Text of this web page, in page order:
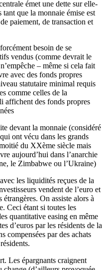
émet une dette sur elle-
que la monnaie émise est
paiement, de transaction et
besoin de se
vendus (comme devrait le
– même si cela fait
avec des fonds propres
statutaire minimal requis
comme celles de la
affichent des fonds propres
devant la monnaie (considéré
ont vécu dans les grands
du XXème siècle mais
aujourd’hui dans l’anarchie
le Zimbabwe ou l’Ukraine)
les liquidités reçues de la
vendent de l’euro et
On assiste alors à
Ceci étant si toutes les
quantitative easing en même
d’euros par les résidents de la
compensées par des achats
Les épargnants craignent